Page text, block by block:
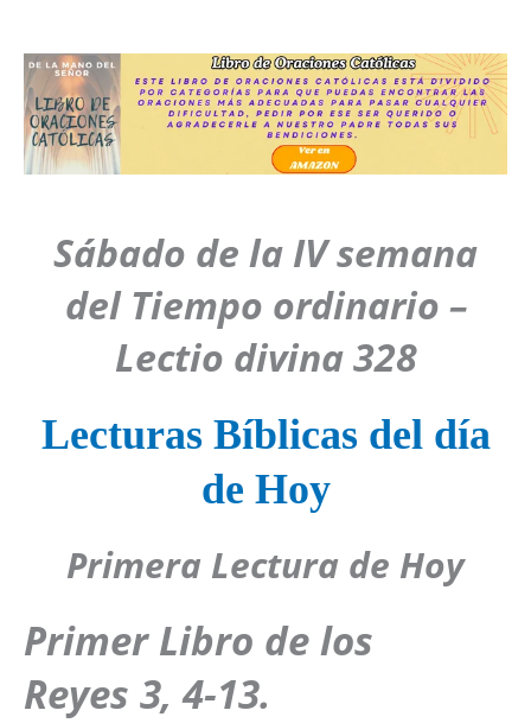
Sábado de la IV semana
del Tiempo ordinario –
Lectio divina 328
Lecturas Bíblicas del día
de Hoy
Primera Lectura de Hoy
Primer Libro de los
Reyes 3, 4-13.